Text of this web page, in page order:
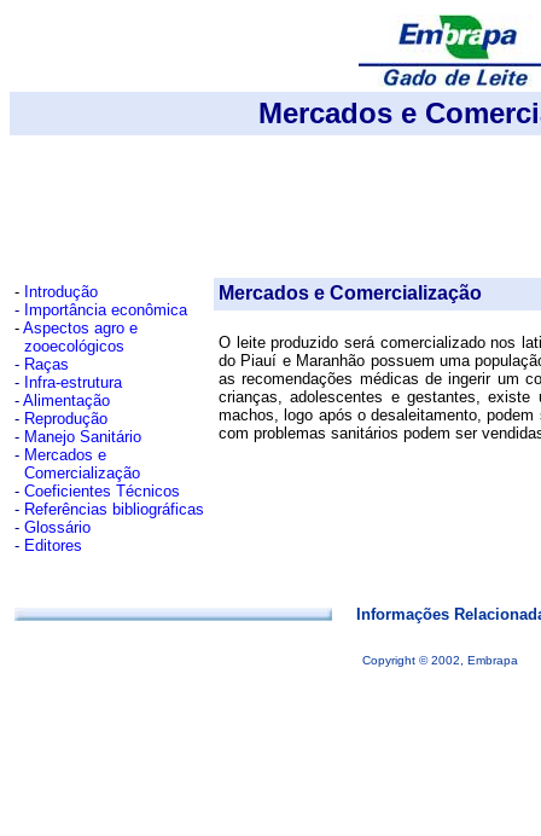
Mercados e
- Introdução
- Importância econômica
- Aspectos agro e
zooecológicos
- Raças
- Infra-estrutura
- Alimentação
- Reprodução
- Manejo Sanitário
- Mercados e
Comercialização
- Coeficientes Técnicos
- Referências bibliográficas
- Glossário
- Editores
Mercados e Comercialização
O leite produzido será comercializado nos
do Piauí e Maranhão possuem uma
as recomendações médicas de ingerir um
crianças, adolescentes e gestantes,
machos, logo após o desaleitamento,
com problemas sanitários podem ser
Informações
Copyright © 2002, Embrapa